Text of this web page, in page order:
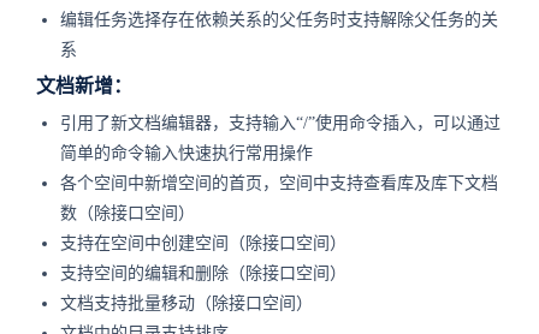
编辑任务选择存在依赖关系的父任务时支持解除父任务的关
系
文档新增：
引用了新文档编辑器，支持输入“/”使用命令插入，可以通过
简单的命令输入快速执行常用操作
各个空间中新增空间的首页，空间中支持查看库及库下文档
数（除接口空间）
支持在空间中创建空间（除接口空间）
支持空间的编辑和删除（除接口空间）
文档支持批量移动（除接口空间）